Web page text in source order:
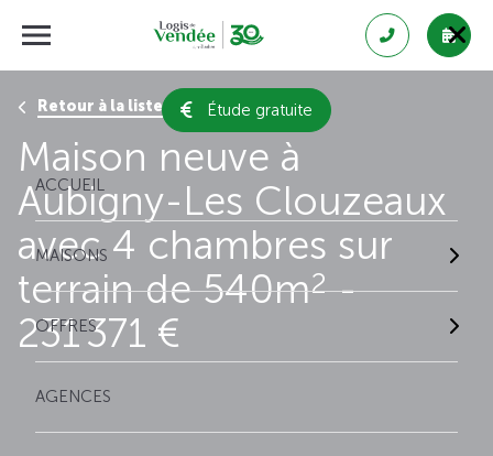
Étude gratuite
ACCUEIL
MAISONS
OFFRES
AGENCES
Retour à la liste des résultats
Maison neuve à
Aubigny-Les Clouzeaux
avec 4 chambres sur
terrain de 540m2-
231 371 €